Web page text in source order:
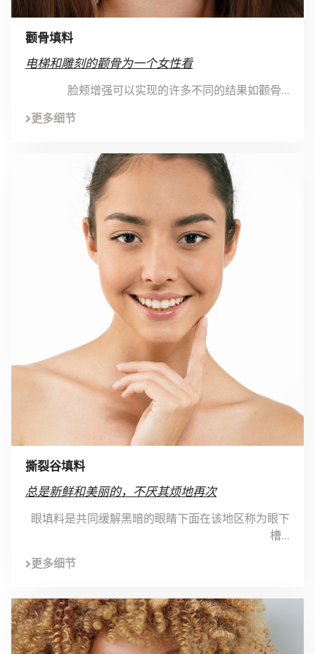
颧骨填料
电梯和雕刻的颧骨为一个女性看
脸颊增强可以实现的许多不同的结果如颧骨...
更多细节
撕裂谷填料
总是新鲜和美丽的，不厌其烦地再次
眼填料是共同缓解黑暗的眼睛下面在该地区称为眼下
槽...
更多细节